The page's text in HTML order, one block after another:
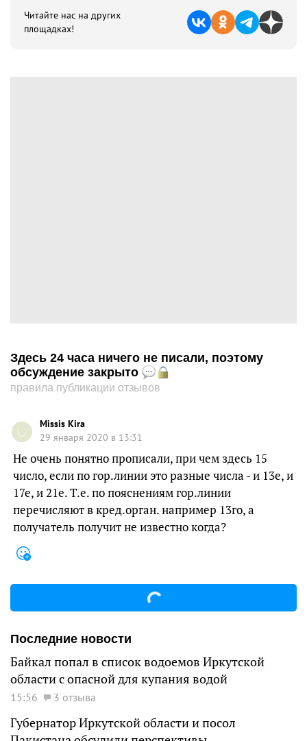
Читайте нас на других
площадках!
Здесь 24 часа ничего не писали, поэтому
обсуждение закрыто
правила публикации отзывов
Missis Kira
29 января 2020 в 13:31
Не очень понятно прописали, при чем здесь 15
число, если по гор.линии это разные числа - и 13е, и
17е, и 21е. Т.е. по пояснениям гор.линии
перечисляют в кред.орган. например 13го, а
получатель получит не известно когда?
Последние новости
Байкал попал в список водоемов Иркутской
области с опасной для купания водой
15:56 3 отзыва
Губернатор Иркутской области и посол